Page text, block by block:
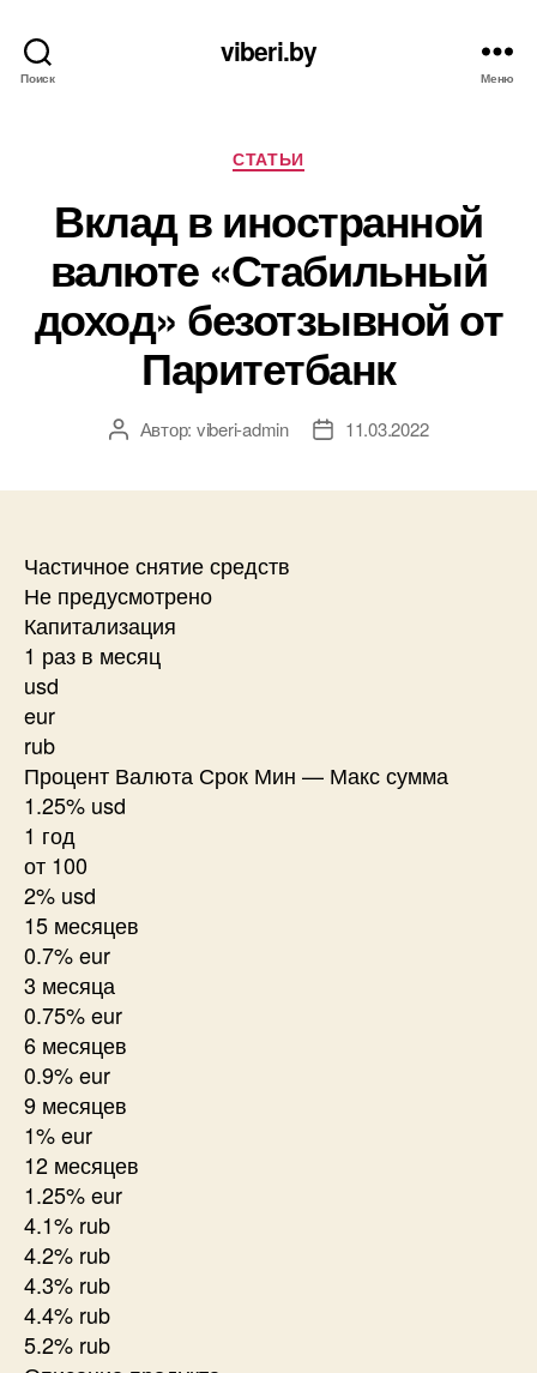
Поиск
viberi.by
Меню
Рубрики
СТАТЬИ
Вклад в иностранной
валюте «Стабильный
доход» безотзывной от
Паритетбанк
АвторАвтор: viberi-admin
Дата11.03.2022
Частичное снятие средств
Не предусмотрено
Капитализация
1 раз в месяц
usd
eur
rub
Процент Валюта Срок Мин — Макс сумма
1.25% usd
1 год
от 100
2% usd
15 месяцев
0.7% eur
3 месяца
0.75% eur
6 месяцев
0.9% eur
9 месяцев
1% eur
12 месяцев
1.25% eur
4.1% rub
4.2% rub
4.3% rub
4.4% rub
5.2% rub